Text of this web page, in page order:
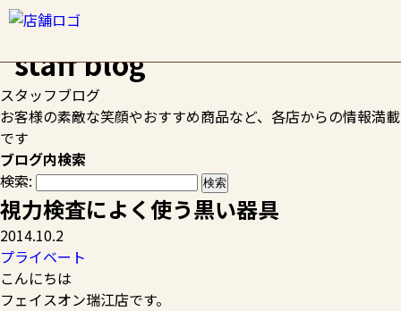
HOME>スタッフブログ
う黒い器具
スタッフブログ
お客様の素敵な笑顔やおすすめ商品など、各店からの情報満載
です
ブログ内検索
検索:
視力検査によく使う黒い器具
2014.10.2
プライベート
こんにちは
フェイスオン瑞江店です。